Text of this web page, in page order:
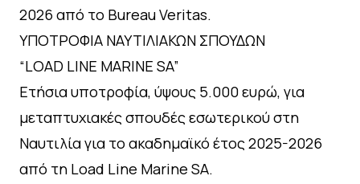
2026 από τo Bureau Veritas.
ΥΠΟΤΡΟΦΙΑ ΝΑΥΤΙΛΙΑΚΩΝ ΣΠΟΥΔΩΝ
“LOAD LINE MARINE SA”
Ετήσια υποτροφία, ύψους 5.000 ευρώ, για
μεταπτυχιακές σπουδές εσωτερικού στη
Ναυτιλία για το ακαδημαϊκό έτος 2025-2026
από τη Load Line Marine SA.